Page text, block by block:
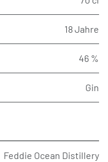
18 Jahre
46 %
Gin
Feddie Ocean Distillery